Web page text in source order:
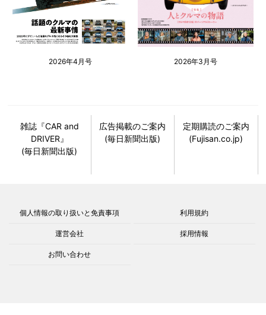
2026年4月号 2026年3月号
雑誌『CAR and
DRIVER』
(毎日新聞出版)
広告掲載のご案内
(毎日新聞出版)
定期購読のご案内
(Fujisan.co.jp)
個人情報の取り扱いと免責事項 利用規約
運営会社 採用情報
お問い合わせ